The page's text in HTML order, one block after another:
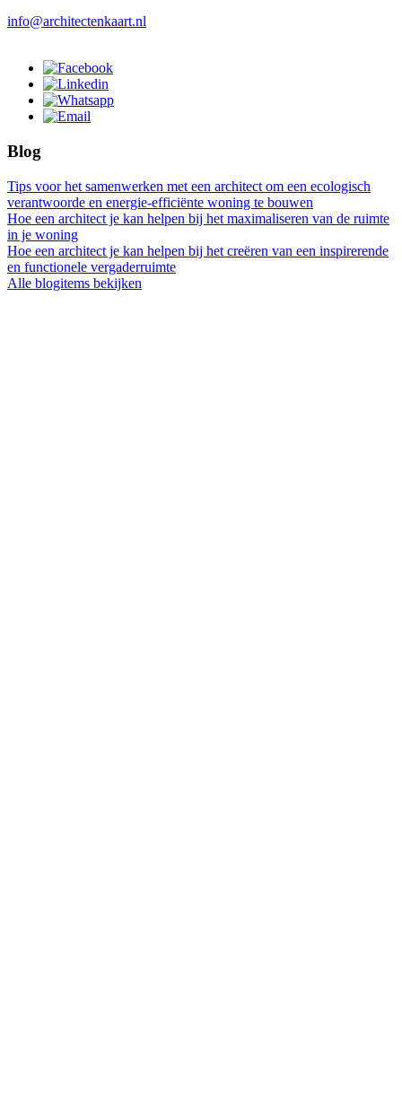
info@architectenkaart.nl
Blog
Tips voor het samenwerken met een architect om een ecologisch
verantwoorde en energie-efficiënte woning te bouwen
Hoe een architect je kan helpen bij het maximaliseren van de ruimte
in je woning
Hoe een architect je kan helpen bij het creëren van een inspirerende
en functionele vergaderruimte
Alle blogitems bekijken